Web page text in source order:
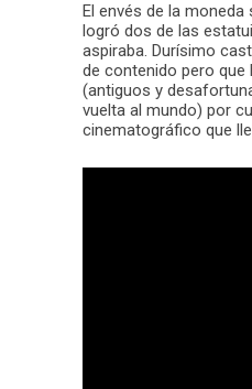
El envés de la moneda
logró dos de las
aspiraba. Durísimo
de contenido pero
(antiguos y
vuelta al mundo) por
cinematográfico que